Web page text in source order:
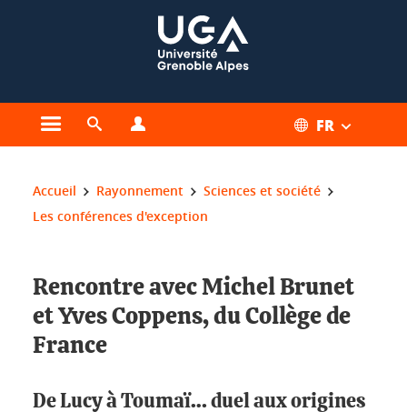
Ouvrir le menu principal
Ouvrir le moteur de recherche FR
Vous êtes ici :
Accueil Rayonnement
Sciences et société
Les conférences d'exception
Rencontre avec Michel Brunet
et Yves Coppens, du Collège de
France
De Lucy à Toumaï… duel aux origines